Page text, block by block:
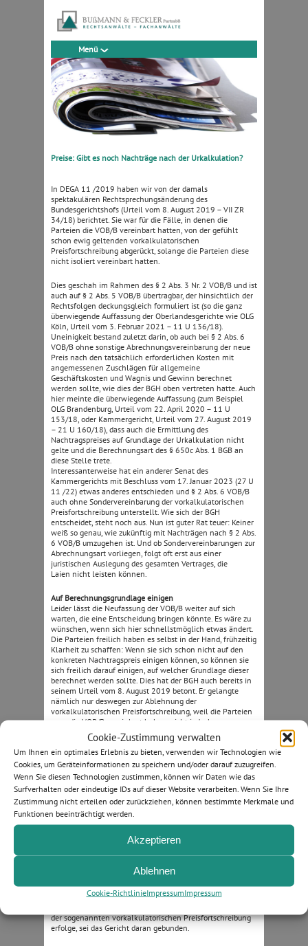
Cookie-Zustimmung verwalten
Um Ihnen ein optimales Erlebnis zu bieten, verwenden wir Technologien wie
Cookies, um Geräteinformationen zu speichern und/oder darauf zuzugreifen.
Wenn Sie diesen Technologien zustimmen, können wir Daten wie das
Surfverhalten oder eindeutige IDs auf dieser Website verarbeiten. Wenn Sie Ihre
Zustimmung nicht erteilen oder zurückziehen, können bestimmte Merkmale und
Funktionen beeinträchtigt werden.
Akzeptieren
Ablehnen
Cookie-RichtlinieImpressumImpressum
Menü
Preise: Gibt es noch Nachträge nach der Urkalkulation?
In DEGA 11 /2019 haben wir von der damals
spektakulären Rechtsprechungsänderung des
Bundesgerichtshofs (Urteil vom 8. August 2019 – VII ZR
34/18) berichtet. Sie war für die Fälle, in denen die
Parteien die VOB/B vereinbart hatten, von der gefühlt
schon ewig geltenden vorkalkulatorischen
Preisfortschreibung abgerückt, solange die Parteien diese
nicht isoliert vereinbart hatten.
Dies geschah im Rahmen des § 2 Abs. 3 Nr. 2 VOB/B und ist
auch auf § 2 Abs. 5 VOB/B übertragbar, der hinsichtlich der
Rechtsfolgen deckungsgleich formuliert ist (so die ganz
überwiegende Auffassung der Oberlandesgerichte wie OLG
Köln, Urteil vom 3. Februar 2021 – 11 U 136/18).
Uneinigkeit bestand zuletzt darin, ob auch bei § 2 Abs. 6
VOB/B ohne sonstige Abrechnungsvereinbarung der neue
Preis nach den tatsächlich erforderlichen Kosten mit
angemessenen Zuschlägen für allgemeine
Geschäftskosten und Wagnis und Gewinn berechnet
werden sollte, wie dies der BGH oben vertreten hatte. Auch
hier meinte die überwiegende Auffassung (zum Beispiel
OLG Brandenburg, Urteil vom 22. April 2020 – 11 U
153/18, oder Kammergericht, Urteil vom 27. August 2019
– 21 U 160/18), dass auch die Ermittlung des
Nachtragspreises auf Grundlage der Urkalkulation nicht
gelte und die Berechnungsart des § 650c Abs. 1 BGB an
diese Stelle trete.
Interessanterweise hat ein anderer Senat des
Kammergerichts mit Beschluss vom 17. Januar 2023 (27 U
11 /22) etwas anderes entschieden und § 2 Abs. 6 VOB/B
auch ohne Sondervereinbarung der vorkalkulatorischen
Preisfortschreibung unterstellt. Wie sich der BGH
entscheidet, steht noch aus. Nun ist guter Rat teuer: Keiner
weiß so genau, wie zukünftig mit Nachträgen nach § 2 Abs.
6 VOB/B umzugehen ist. Und ob Sondervereinbarungen zur
Abrechnungsart vorliegen, folgt oft erst aus einer
juristischen Auslegung des gesamten Vertrages, die
Laien nicht leisten können.
Auf Berechnungsgrundlage einigen
Leider lässt die Neufassung der VOB/B weiter auf sich
warten, die eine Entscheidung bringen könnte. Es wäre zu
wünschen, wenn sich hier schnellstmöglich etwas ändert.
Die Parteien freilich haben es selbst in der Hand, frühzeitig
Klarheit zu schaffen: Wenn sie sich schon nicht auf den
konkreten Nachtragspreis einigen können, so können sie
sich freilich darauf einigen, auf welcher Grundlage dieser
berechnet werden sollte. Dies hat der BGH auch bereits in
seinem Urteil vom 8. August 2019 betont. Er gelangte
nämlich nur deswegen zur Ablehnung der
vorkalkulatorischen Preisfortschreibung, weil die Parteien
zwar die VOB/B vereinbart haben, nicht jedoch, was
geschehen soll, wenn eine Nachtragsleistung anfällt, man
sich aber über den konkreten Preis nicht einigen kann.
Die VOB/B jedenfalls gibt bei einem streitigen Preis keine
Lösung vor, weswegen der BGH überlegen musste, wie die
Parteien den Vertrag geschlossen hätten, wenn sie die
Lücke gesehen hätten (sogenannte „ergänzende
Vertragsauslegung“). Insofern hat der BGH die Ist-
Preisermittlung nebst angemessener Zuschläge als fairste
Variante gesehen. Das OLG Hamm hatte nun mit Urteil
vom 2. Dezember 2021 (21 U 68/19), welches durch
Beschluss des BGH vom 6. Dezember 2023 (VII ZR 6/22)
Rechtskraft erlangt hat, zu entscheiden, was passiert, wenn
im Vertrag selbst und auch während der Bauphase und der
Abrechnung noch keine Einigung der Parteien erfolgte,
beide aber im Prozess an der Preisermittlung nach der
Urkalkulation keine Kritik äußerten. In solchen Fällen, in
denen die Parteien übereinstimmend davon ausgingen,
der sogenannten vorkalkulatorischen Preisfortschreibung
erfolge, sei das Gericht daran gebunden.